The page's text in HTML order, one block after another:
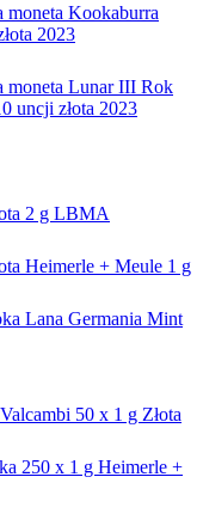
moneta Kookaburra
2023
moneta Lunar III Rok
uncji złota 2023
2 g LBMA
Heimerle + Meule 1 g
Lana Germania Mint
50 x 1 g Złota
250 x 1 g Heimerle +